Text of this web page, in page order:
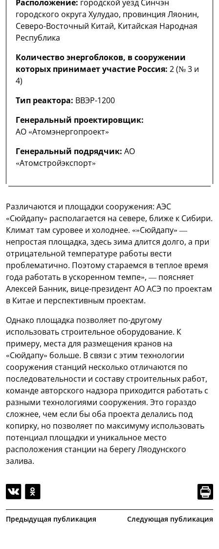
Расположение: городской уезд Синчэн
городского округа Хулудао, провинция Ляонин,
Северо-Восточный Китай, Китайская Народная
Республика
Количество энергоблоков, в сооружении
которых принимает участие Россия: 2 (№ 3 и
4)
Тип реактора: ВВЭР-1200
Генеральный проектировщик:
АО «Атомэнергопроект»
Генеральный подрядчик: АО
«Атомстройэкспорт»
Различаются и площадки сооружения: АЭС
«Сюйдапу» располагается на севере, ближе к Сибири.
Климат там суровее и холоднее. «»Сюйдапу» —
непростая площадка, здесь зима длится долго, а при
отрицательной температуре работы вести
проблематично. Поэтому стараемся в теплое время
года работать в ускоренном темпе», — поясняет
Алексей Банник, вице-президент АО АСЭ по проектам
в Китае и перспективным проектам.
Однако площадка позволяет по-другому
использовать строительное оборудование. К
примеру, места для размещения кранов на
«Сюйдапу» больше. В связи с этим технологии
сооружения станций несколько отличаются по
последовательности и составу строительных работ,
команде авторского надзора приходится работать с
разными технологиями сооружения. Это гораздо
сложнее, чем если бы оба проекта делались под
копирку, но позволяет по максимуму использовать
потенциал площадки и уникальное место
расположения станции на берегу Ляодунского
залива.
Предыдущая публикация Следующая публикация